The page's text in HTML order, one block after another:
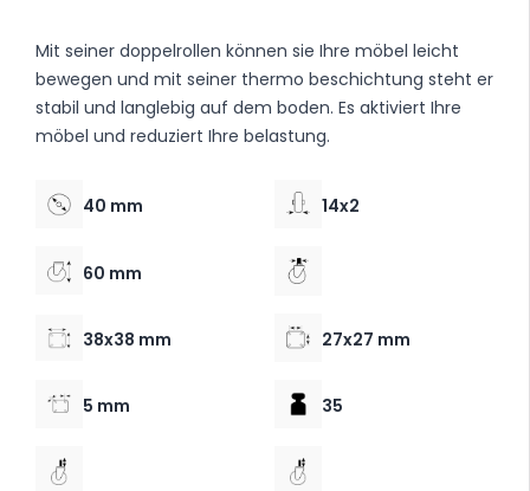
Mit seiner doppelrollen können sie Ihre möbel leicht
bewegen und mit seiner thermo beschichtung steht er
stabil und langlebig auf dem boden. Es aktiviert Ihre
möbel und reduziert Ihre belastung.
40 mm 14x2
60 mm
38x38 mm 27x27 mm
5 mm 35